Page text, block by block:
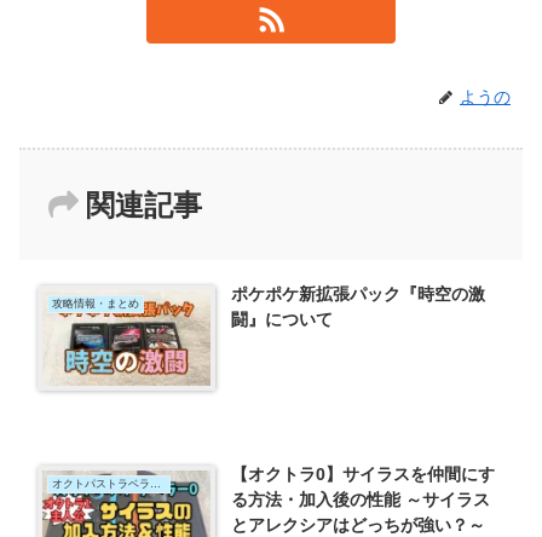
ようの
関連記事
攻略情報・まとめ
ポケポケ新拡張パック『時空の激
闘』について
オクトパストラベラー0
【オクトラ0】サイラスを仲間にす
る方法・加入後の性能 ～サイラス
とアレクシアはどっちが強い？～